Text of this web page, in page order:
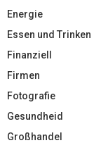
Energie
Essen und Trinken
Finanziell
Firmen
Fotografie
Gesundheid
Großhandel